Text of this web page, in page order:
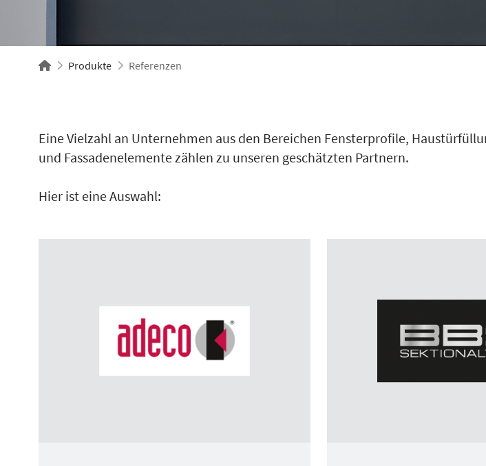
Produkte Referenzen
Eine Vielzahl an Unternehmen aus den Bereichen Fensterprofile,
und Fassadenelemente zählen zu unseren geschätzten Partnern.
Hier ist eine Auswahl: